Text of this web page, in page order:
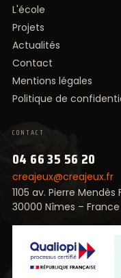
L'école
Projets
Actualités
Contact
Mentions légales
Politique de
CONTACT
04 66 35 56 20
creajeux@creajeux.fr
1105 av. Pierre Mendès
30000 Nîmes – France